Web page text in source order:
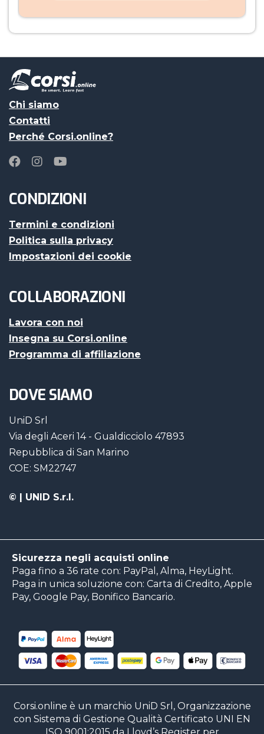
Chi siamo
Contatti
Perché Corsi.online?
CONDIZIONI
Termini e condizioni
Politica sulla privacy
Impostazioni dei cookie
COLLABORAZIONI
Lavora con noi
Insegna su Corsi.online
Programma di affiliazione
DOVE SIAMO
UniD Srl
Via degli Aceri 14 - Gualdicciolo 47893
Repubblica di San Marino
COE: SM22747
© | UNID S.r.l.
Sicurezza negli acquisti online
Paga fino a 36 rate con: PayPal, Alma, HeyLight.
Paga in unica soluzione con: Carta di Credito, Apple
Pay, Google Pay, Bonifico Bancario.
Corsi.online è un marchio UniD Srl, Organizzazione
con Sistema di Gestione Qualità Certificato UNI EN